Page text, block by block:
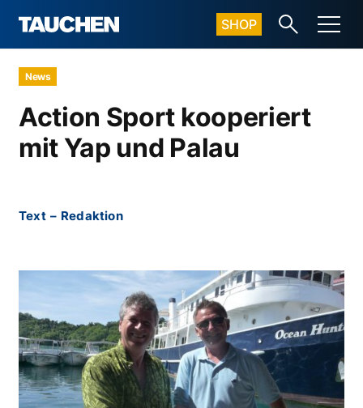
SHOP
News
Action Sport kooperiert
mit Yap und Palau
Text – Redaktion